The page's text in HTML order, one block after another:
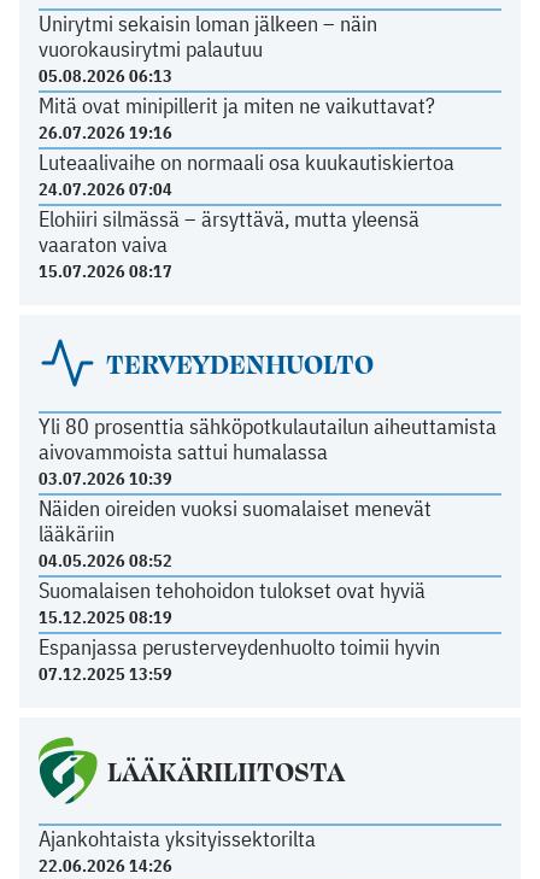
Unirytmi sekaisin loman jälkeen – näin
vuorokausirytmi palautuu
05.08.2026 06:13
Mitä ovat minipillerit ja miten ne vaikuttavat?
26.07.2026 19:16
Luteaalivaihe on normaali osa kuukautiskiertoa
24.07.2026 07:04
Elohiiri silmässä – ärsyttävä, mutta yleensä
vaaraton vaiva
15.07.2026 08:17
TERVEYDENHUOLTO
Yli 80 prosenttia sähköpotkulautailun aiheuttamista
aivovammoista sattui humalassa
03.07.2026 10:39
Näiden oireiden vuoksi suomalaiset menevät
lääkäriin
04.05.2026 08:52
Suomalaisen tehohoidon tulokset ovat hyviä
15.12.2025 08:19
Espanjassa perusterveydenhuolto toimii hyvin
07.12.2025 13:59
LÄÄKÄRILIITOSTA
Ajankohtaista yksityissektorilta
22.06.2026 14:26